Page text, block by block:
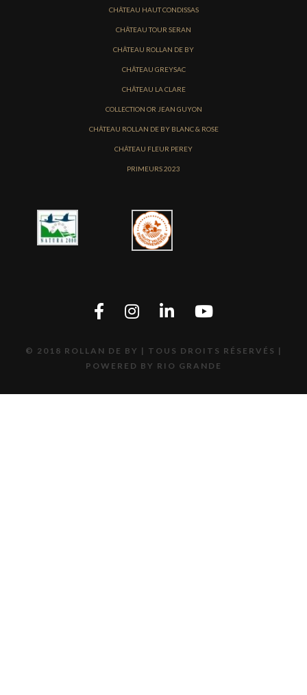
CHÂTEAU HAUT CONDISSAS
CHÂTEAU TOUR SERAN
CHÂTEAU ROLLAN DE BY
CHÂTEAU GREYSAC
CHÂTEAU LA CLARE
COLLECTION OR JEAN GUYON
CHÂTEAU ROLLAN DE BY BLANC & ROSE
CHÂTEAU FLEUR PEREY
PRIMEURS 2023
© 2018 ROLLAN DE BY | TOUS DROITS RÉSERVÉS |
POWERED BY RIO GRANDE